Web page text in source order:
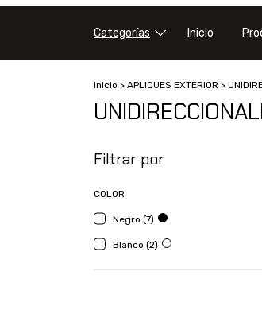
Categorías Inicio
Inicio > APLIQUES EXTERIOR >
Filtrar por
COLOR
Negro (7)
Blanco (2)